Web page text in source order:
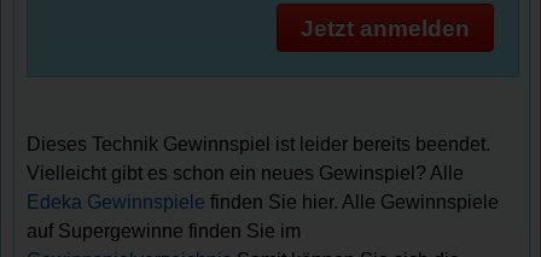
Jetzt anmelden
Dieses Technik Gewinnspiel ist leider bereits beendet.
Vielleicht gibt es schon ein neues Gewinspiel? Alle
Edeka Gewinnspiele finden Sie hier. Alle Gewinnspiele
auf Supergewinne finden Sie im